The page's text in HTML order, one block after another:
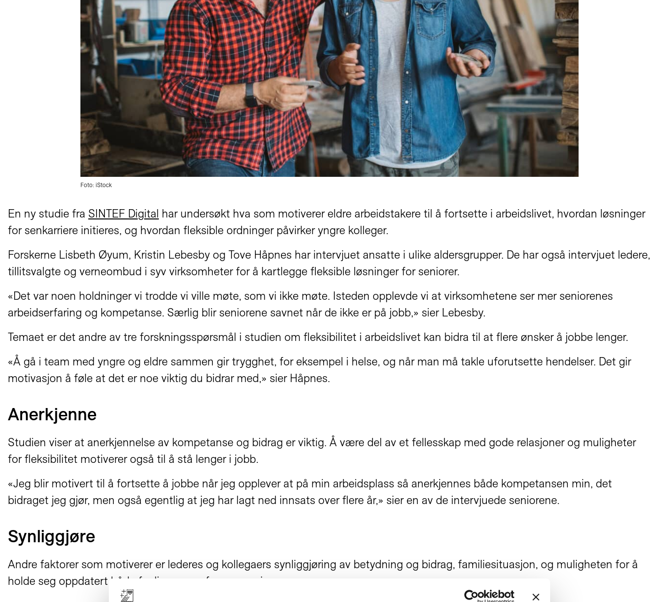
Foto: iStock
En ny studie fra SINTEF Digital har undersøkt hva som motiverer eldre arbeidstakere til å fortsette i arbeidslivet, hvordan løsninger
for senkarriere initieres, og hvordan fleksible ordninger påvirker yngre kolleger.
Forskerne Lisbeth Øyum, Kristin Lebesby og Tove Håpnes har intervjuet ansatte i ulike aldersgrupper. De har også intervjuet ledere,
tillitsvalgte og verneombud i syv virksomheter for å kartlegge fleksible løsninger for seniorer.
«Det var noen holdninger vi trodde vi ville møte, som vi ikke møte. Isteden opplevde vi at virksomhetene ser mer seniorenes
arbeidserfaring og kompetanse. Særlig blir seniorene savnet når de ikke er på jobb,» sier Lebesby.
Temaet er det andre av tre forskningsspørsmål i studien om fleksibilitet i arbeidslivet kan bidra til at flere ønsker å jobbe lenger.
«Å gå i team med yngre og eldre sammen gir trygghet, for eksempel i helse, og når man må takle uforutsette hendelser. Det gir
motivasjon å føle at det er noe viktig du bidrar med,» sier Håpnes.
Anerkjenne
Studien viser at anerkjennelse av kompetanse og bidrag er viktig. Å være del av et fellesskap med gode relasjoner og muligheter
for fleksibilitet motiverer også til å stå lenger i jobb.
«Jeg blir motivert til å fortsette å jobbe når jeg opplever at på min arbeidsplass så anerkjennes både kompetansen min, det
bidraget jeg gjør, men også egentlig at jeg har lagt ned innsats over flere år,» sier en av de intervjuede seniorene.
Synliggjøre
Andre faktorer som motiverer er lederes og kollegaers synliggjøring av betydning og bidrag, familiesituasjon, og muligheten for å
holde seg oppdatert både faglig og samfunnsmessig.